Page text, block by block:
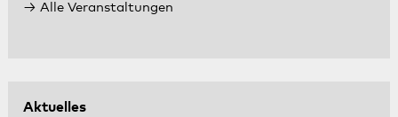
Alle Veranstaltungen
Aktuelles